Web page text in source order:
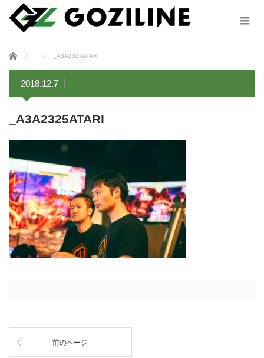
ホーム _A3A2325ATARI
2018.12.7
_A3A2325ATARI
前のページ